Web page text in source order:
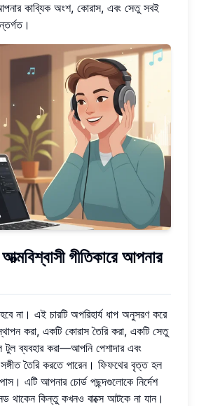
কাব্যিক অংশ, কোরাস, এবং সেতু সবই
গীতিকারে আপনার
না। এই চারটি অপরিহার্য ধাপ অনুসরণ করে
করা, একটি কোরাস তৈরি করা, একটি সেতু
ব্যবহার করা—আপনি পেশাদার এবং
তৈরি করতে পারেন। ফিফথের বৃত্ত হল
এটি আপনার চোর্ড পছন্দগুলোকে নির্দেশ
থাকেন কিন্তু কখনও বাক্সে আটকে না যান।